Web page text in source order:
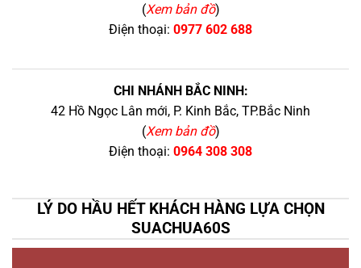
(Xem bản đồ)
Điện thoại: 0977 602 688
CHI NHÁNH BẮC NINH:
42 Hồ Ngọc Lân mới, P. Kinh Bắc, TP.Bắc Ninh
(Xem bản đồ)
Điện thoại: 0964 308 308
LÝ DO HẦU HẾT KHÁCH HÀNG LỰA CHỌN
SUACHUA60S